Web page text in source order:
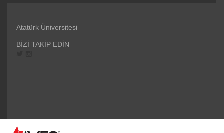
Atatürk Üniversitesi
BİZİ TAKİP EDİN